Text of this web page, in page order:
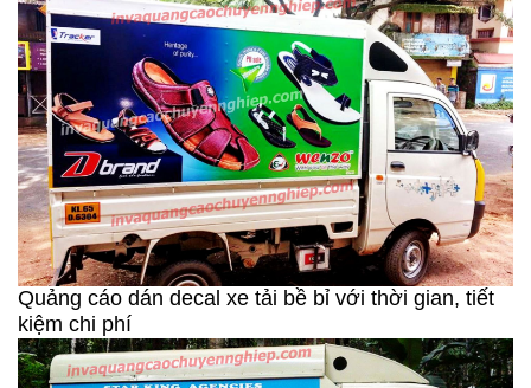
Quảng cáo dán decal xe tải bề bỉ với thời gian, tiết
kiệm chi phí